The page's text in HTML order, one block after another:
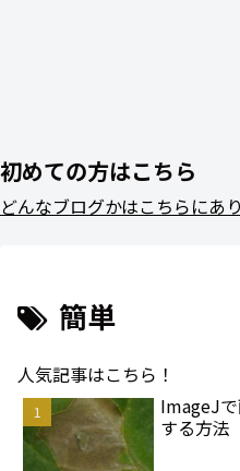
初めての方はこちら
どんなブログかはこちらにあり
簡単
人気記事はこちら！
ImageJ
する方法